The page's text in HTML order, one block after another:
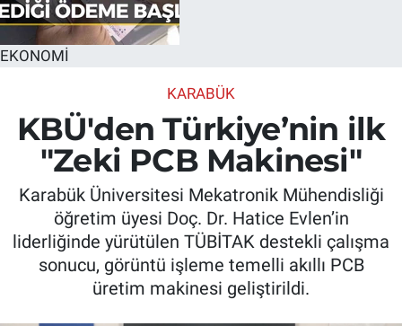
EKONOMİ
KARABÜK
KBÜ'den Türkiye’nin ilk
"Zeki PCB Makinesi"
Karabük Üniversitesi Mekatronik Mühendisliği
öğretim üyesi Doç. Dr. Hatice Evlen’in
liderliğinde yürütülen TÜBİTAK destekli çalışma
sonucu, görüntü işleme temelli akıllı PCB
üretim makinesi geliştirildi.